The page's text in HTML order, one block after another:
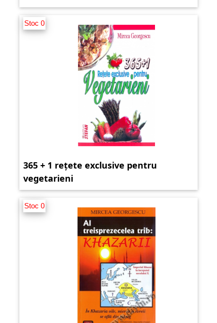
Stoc 0
365 + 1 rețete exclusive pentru
vegetarieni
Stoc 0